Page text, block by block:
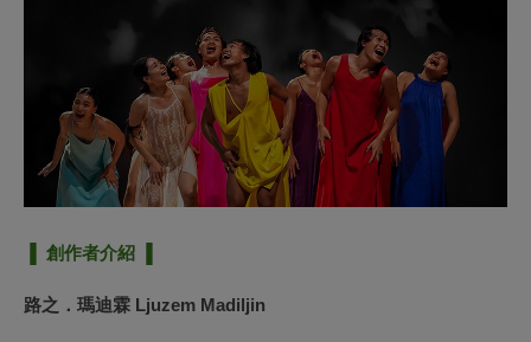
▐ 創作者介紹 ▐
路之．瑪迪霖 Ljuzem Madiljin